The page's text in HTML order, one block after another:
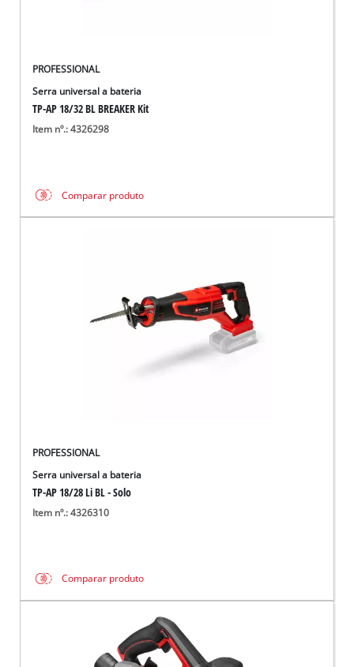
PROFESSIONAL
Serra universal a bateria
TP-AP 18/32 BL BREAKER Kit
Item nº.: 4326298
Comparar produto
PROFESSIONAL
Serra universal a bateria
TP-AP 18/28 Li BL - Solo
Item nº.: 4326310
Comparar produto